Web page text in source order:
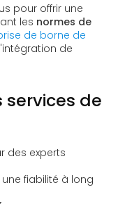
pour offrir une
les normes de
de borne de
de
de
des experts
fiabilité à long